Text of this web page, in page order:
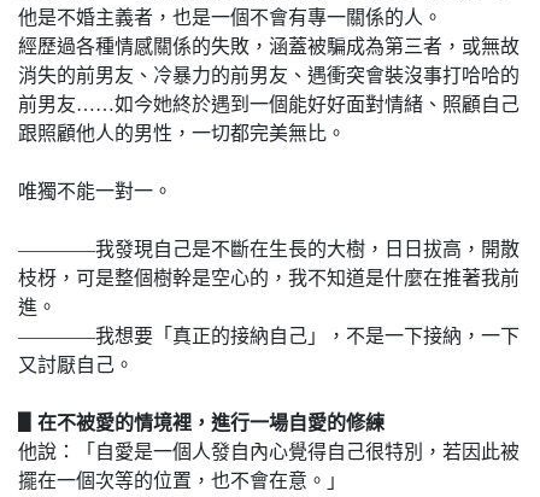
他是不婚主義者，也是一個不會有專一關係的人。
經歷過各種情感關係的失敗，涵蓋被騙成為第三者，或無故
消失的前男友、冷暴力的前男友、遇衝突會裝沒事打哈哈的
前男友……如今她終於遇到一個能好好面對情緒、照顧自己
跟照顧他人的男性，一切都完美無比。
唯獨不能一對一。
————我發現自己是不斷在生長的大樹，日日拔高，開散
枝枒，可是整個樹幹是空心的，我不知道是什麼在推著我前
進。
————我想要「真正的接納自己」，不是一下接納，一下
又討厭自己。
▋在不被愛的情境裡，進行一場自愛的修練
他說：「自愛是一個人發自內心覺得自己很特別，若因此被
擺在一個次等的位置，也不會在意。」